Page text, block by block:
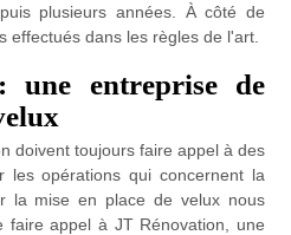
plusieurs années. À côté de
effectués dans les règles de l'art.
une entreprise de
doivent toujours faire appel à des
les opérations qui concernent la
la mise en place de velux nous
faire appel à JT Rénovation, une